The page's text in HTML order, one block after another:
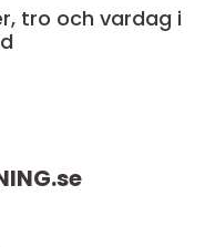
tro och vardag i
se